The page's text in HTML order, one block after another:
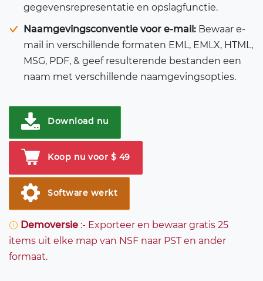
gegevensrepresentatie en opslagfunctie.
Naamgevingsconventie voor e-mail: Bewaar e-
mail in verschillende formaten EML, EMLX, HTML,
MSG, PDF, & geef resulterende bestanden een
naam met verschillende naamgevingsopties.
Download nu
Koop nu voor $ 49
Software werkt
Demoversie :- Exporteer en bewaar gratis 25
items uit elke map van NSF naar PST en ander
formaat.